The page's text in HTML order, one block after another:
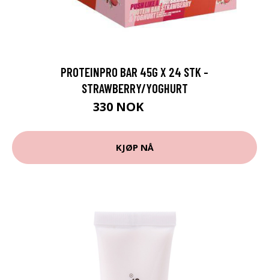
PROTEINPRO BAR 45G X 24 STK -
STRAWBERRY/YOGHURT
330 NOK
KJØP NÅ